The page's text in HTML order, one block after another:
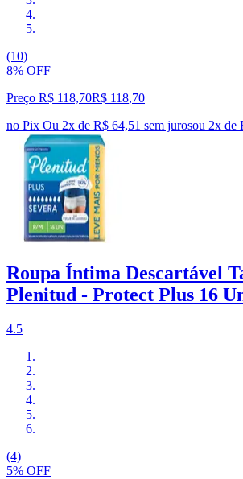
(10)
8% OFF
Preço R$ 118,70R$ 118,70
no Pix Ou 2x de R$ 64,51 sem jurosou 2x de
Roupa Íntima Descartável
Plenitud - Protect Plus 16
4.5
(4)
5% OFF